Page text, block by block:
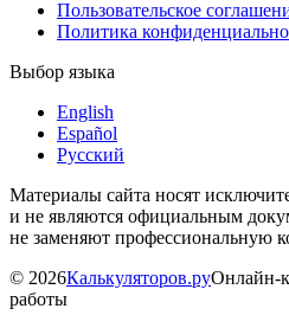
Пользовательское
Политика
Выбор языка
English
Español
Русский
Материалы сайта носят
и не являются официальным
не заменяют профессиональную
© 2026Калькуляторов.руОнлайн-
работы